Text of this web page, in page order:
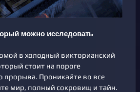
можно исследовать
в холодный викторианский
стоит на пороге
прорыва. Проникайте во все
мир, полный сокровищ и тайн.